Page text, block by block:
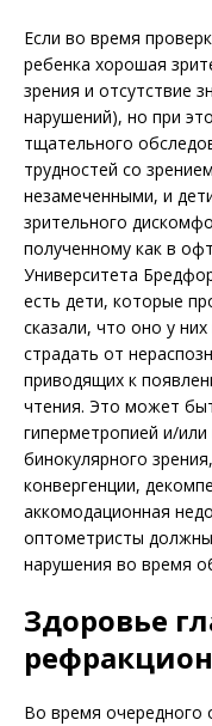
Если во время
ребенка хорошая
зрения и отсутствие
нарушений), но при
тщательного
трудностей со
незамеченными, и
зрительного
полученному как в
Университета
есть дети, которые
сказали, что оно у
страдать от
приводящих к
чтения. Это может
гиперметропией и/
бинокулярного
конвергенции,
аккомодационная
оптометристы
нарушения во время
Здоровье
Во время очередного